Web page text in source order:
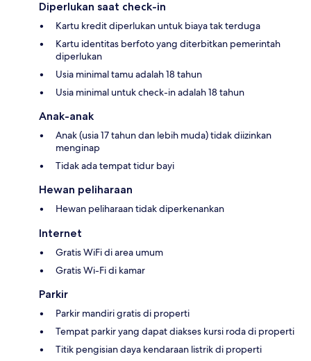
Diperlukan saat check-in
Kartu kredit diperlukan untuk biaya tak terduga
Kartu identitas berfoto yang diterbitkan pemerintah
diperlukan
Usia minimal tamu adalah 18 tahun
Usia minimal untuk check-in adalah 18 tahun
Anak-anak
Anak (usia 17 tahun dan lebih muda) tidak diizinkan
menginap
Tidak ada tempat tidur bayi
Hewan peliharaan
Hewan peliharaan tidak diperkenankan
Internet
Gratis WiFi di area umum
Gratis Wi-Fi di kamar
Parkir
Parkir mandiri gratis di properti
Tempat parkir yang dapat diakses kursi roda di properti
Titik pengisian daya kendaraan listrik di properti